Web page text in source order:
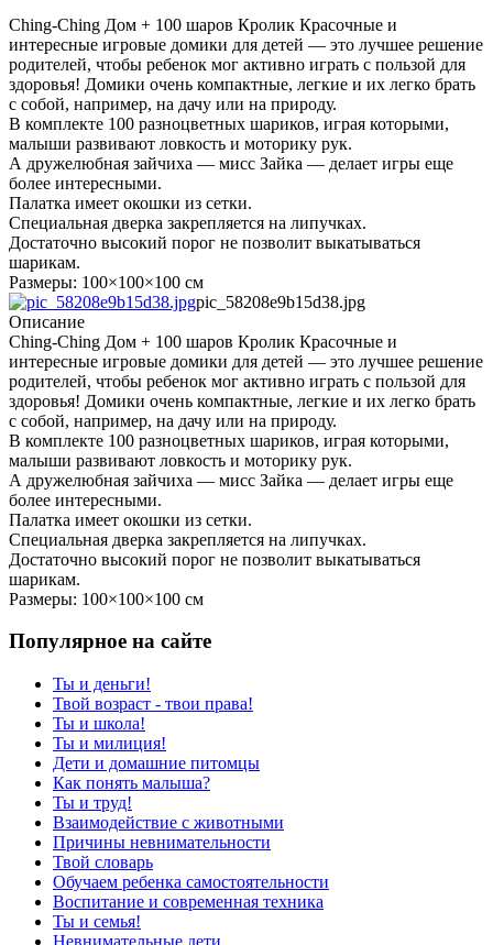
Ching-Ching Дом + 100 шаров Кролик Красочные и
интересные игровые домики для детей — это лучшее решение
родителей, чтобы ребенок мог активно играть с пользой для
здоровья! Домики очень компактные, легкие и их легко брать
с собой, например, на дачу или на природу.
В комплекте 100 разноцветных шариков, играя которыми,
малыши развивают ловкость и моторику рук.
А дружелюбная зайчиха — мисс Зайка — делает игры еще
более интересными.
Палатка имеет окошки из сетки.
Специальная дверка закрепляется на липучках.
Достаточно высокий порог не позволит выкатываться
шарикам.
Размеры: 100×100×100 см
pic_58208e9b15d38.jpg
Описание
Ching-Ching Дом + 100 шаров Кролик Красочные и
интересные игровые домики для детей — это лучшее решение
родителей, чтобы ребенок мог активно играть с пользой для
здоровья! Домики очень компактные, легкие и их легко брать
с собой, например, на дачу или на природу.
В комплекте 100 разноцветных шариков, играя которыми,
малыши развивают ловкость и моторику рук.
А дружелюбная зайчиха — мисс Зайка — делает игры еще
более интересными.
Палатка имеет окошки из сетки.
Специальная дверка закрепляется на липучках.
Достаточно высокий порог не позволит выкатываться
шарикам.
Размеры: 100×100×100 см
Популярное на сайте
Ты и деньги!
Твой возраст - твои права!
Ты и школа!
Ты и милиция!
Дети и домашние питомцы
Как понять малыша?
Ты и труд!
Взаимодействие с животными
Причины невнимательности
Твой словарь
Обучаем ребенка самостоятельности
Воспитание и современная техника
Ты и семья!